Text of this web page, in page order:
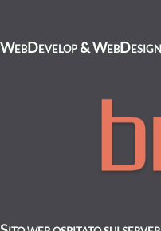
WebDevelop & WebDesign